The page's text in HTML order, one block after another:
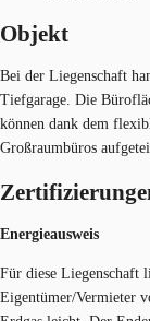
Objekt
Bei der Liegenschaft
Tiefgarage. Die
können dank dem
Großraumbüros
Energieausweis
Für diese Liegenschaft
Eigentümer/Vermieter